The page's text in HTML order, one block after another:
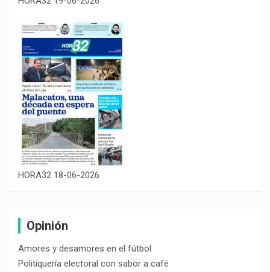
HORA32 18-06-2026
Opinión
Amores y desamores en el fútbol
Politiquería electoral con sabor a café